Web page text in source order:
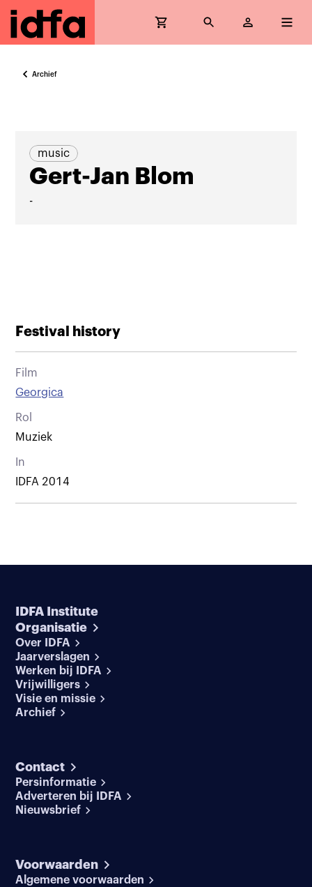
Archief
music
Gert-Jan Blom
-
Festival history
Film
Georgica
Rol
Muziek
In
IDFA 2014
IDFA Institute
Organisatie
Over IDFA
Jaarverslagen
Werken bij IDFA
Vrijwilligers
Visie en missie
Archief
Contact
Persinformatie
Adverteren bij IDFA
Nieuwsbrief
Voorwaarden
Algemene voorwaarden